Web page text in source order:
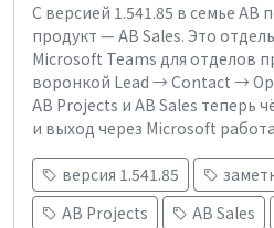
С версией 1.541.85 в семье AB
продукт — AB Sales. Это
Microsoft Teams для отделов
воронкой Lead → Contact →
AB Projects и AB Sales теперь
и выход через Microsoft
версия 1.541.85
AB Projects
AB Sales